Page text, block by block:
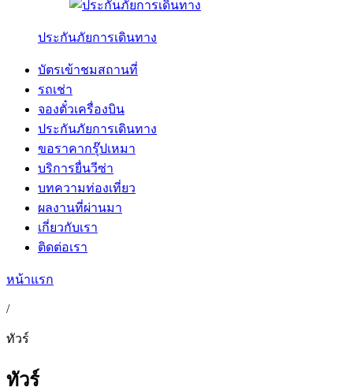
ประกันภัยการเดินทาง
บัตรเข้าชมสถานที่
รถเช่า
จองตั๋วเครื่องบิน
ประกันภัยการเดินทาง
ขอราคากรุ๊ปเหมา
บริการยื่นวีซ่า
บทความท่องเที่ยว
ผลงานที่ผ่านมา
เกี่ยวกับเรา
ติดต่อเรา
หน้าแรก
/
ทัวร์
ทัวร์